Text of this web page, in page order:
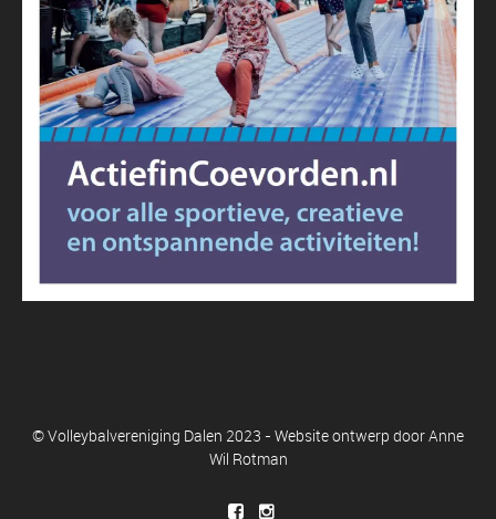
© Volleybalvereniging Dalen 2023 - Website ontwerp doorAnne
Wil Rotman